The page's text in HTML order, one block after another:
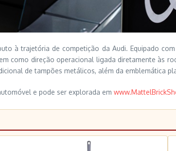
à trajetória de competição da Audi. Equipado
como direção operacional ligada diretamente às
de tampões metálicos, além da emblemática
e pode ser explorada em